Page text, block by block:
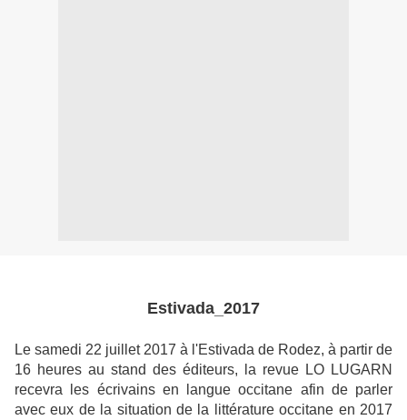
Estivada_2017
Le samedi 22 juillet 2017 à l'Estivada de Rodez, à partir de
16 heures au stand des éditeurs, la revue LO LUGARN
recevra les écrivains en langue occitane afin de parler
avec eux de la situation de la littérature occitane en 2017